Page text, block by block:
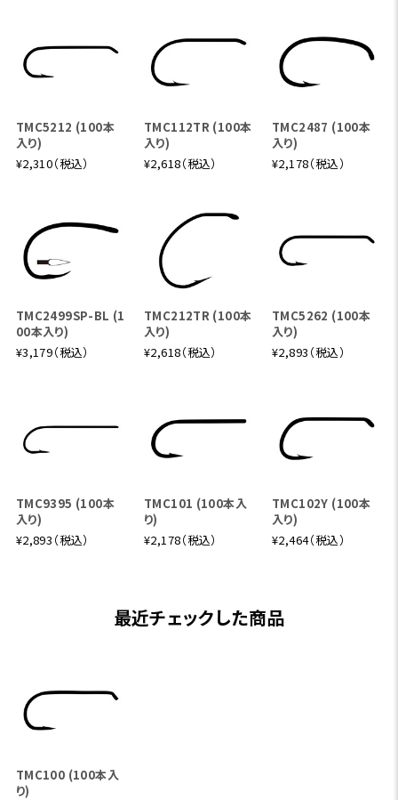
TMC5212 (100本
入り)
¥2,310（税込）
TMC112TR (100本
入り)
¥2,618（税込）
TMC2487 (100本
入り)
¥2,178（税込）
TMC2499SP-BL (1
00本入り)
¥3,179（税込）
TMC212TR (100本
入り)
¥2,618（税込）
TMC5262 (100本
入り)
¥2,893（税込）
TMC9395 (100本
入り)
¥2,893（税込）
TMC101 (100本入
り)
¥2,178（税込）
TMC102Y (100本
入り)
¥2,464（税込）
最近チェックした商品
TMC100 (100本入
り)